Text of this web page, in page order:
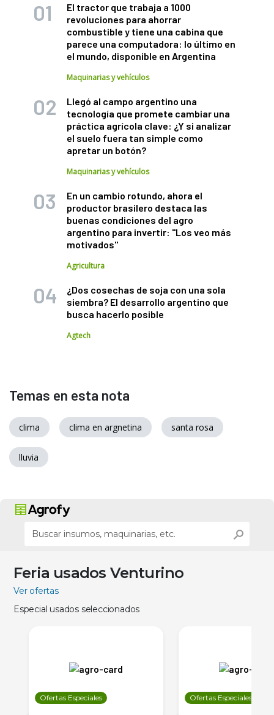
El tractor que trabaja a 1000
revoluciones para ahorrar
combustible y tiene una cabina que
parece una computadora: lo último en
el mundo, disponible en Argentina
Maquinarias y vehículos
Llegó al campo argentino una
tecnología que promete cambiar una
práctica agrícola clave: ¿Y si analizar
el suelo fuera tan simple como
apretar un botón?
Maquinarias y vehículos
En un cambio rotundo, ahora el
productor brasilero destaca las
buenas condiciones del agro
argentino para invertir: "Los veo más
motivados"
Agricultura
¿Dos cosechas de soja con una sola
siembra? El desarrollo argentino que
busca hacerlo posible
Agtech
Temas en esta nota
clima clima en argnetina santa rosa
lluvia
Feria usados Venturino
Ver ofertas
Especial usados seleccionados
Ofertas Especiales Ofertas Especiales